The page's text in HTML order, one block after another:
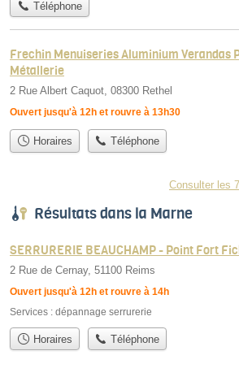
Téléphone
Frechin Menuiseries Aluminium Verandas
Métallerie
2 Rue Albert Caquot, 08300 Rethel
Ouvert jusqu'à 12h et rouvre à 13h30
Horaires Téléphone
Consulter les
Résultats dans la Marne
SERRURERIE BEAUCHAMP - Point Fort
2 Rue de Cernay, 51100 Reims
Ouvert jusqu'à 12h et rouvre à 14h
Services : dépannage serrurerie
Horaires Téléphone